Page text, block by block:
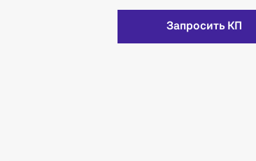
Запросить КП